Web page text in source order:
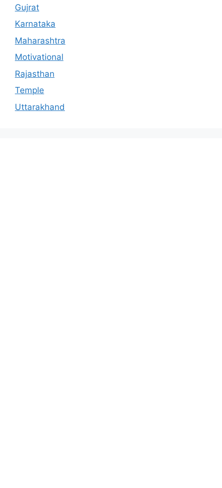
Gujrat
Karnataka
Maharashtra
Motivational
Rajasthan
Temple
Uttarakhand